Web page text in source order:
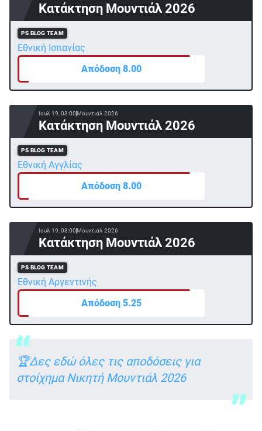
Κατάκτηση Μουντιάλ 2026
PS BLOG TEAM
Εθνική Ισπανίας
Απόδοση 8.00
Ιουλ 19, 03:00Μουντιάλ 2026
Κατάκτηση Μουντιάλ 2026
PS BLOG TEAM
Εθνική Αγγλίας
Απόδοση 8.00
Ιουλ 19, 03:00Μουντιάλ 2026
Κατάκτηση Μουντιάλ 2026
PS BLOG TEAM
Εθνική Αργεντινής
Απόδοση 5.25
🏆Δες εδώ όλες τις αποδόσεις για
στοίχημα Νικητή Μουντιάλ 2026